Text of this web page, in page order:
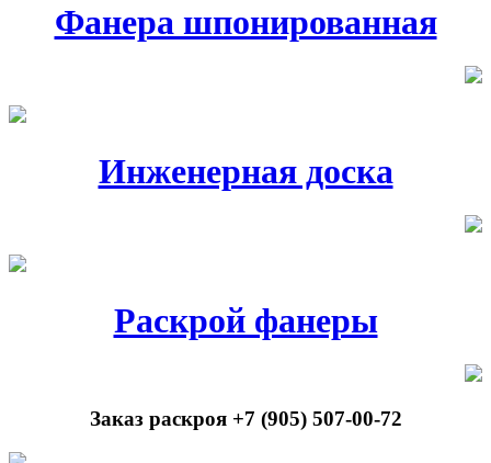
Фанера шпонированная
Инженерная доска
Раскрой фанеры
Заказ раскроя +7 (905) 507-00-72